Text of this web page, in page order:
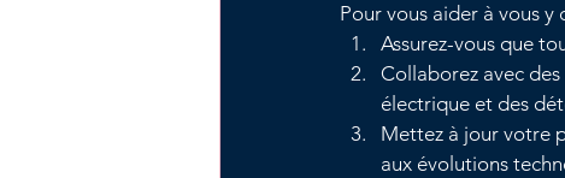
Pour vous aider à vous y
Assurez-vous que
Collaborez avec
électrique et des
Mettez à jour votre
aux évolutions